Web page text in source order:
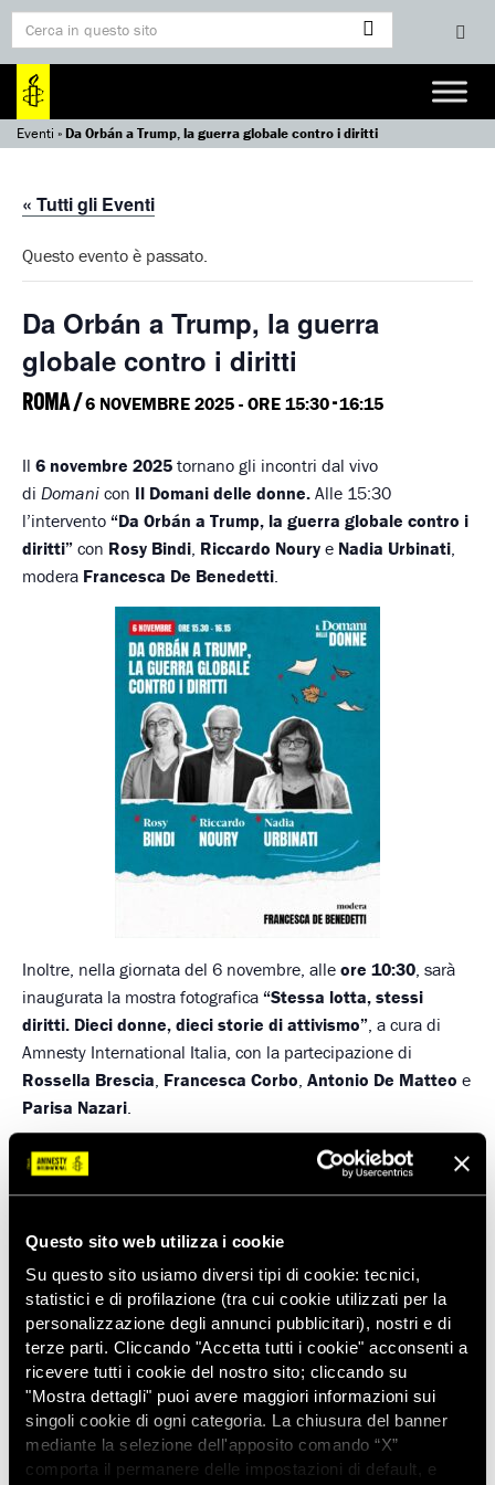
Questo sito web utilizza i cookie
Su questo sito usiamo diversi tipi di cookie: tecnici,
statistici e di profilazione (tra cui cookie utilizzati per la
personalizzazione degli annunci pubblicitari), nostri e di
terze parti. Cliccando "Accetta tutti i cookie" acconsenti a
ricevere tutti i cookie del nostro sito; cliccando su
"Mostra dettagli" puoi avere maggiori informazioni sui
singoli cookie di ogni categoria. La chiusura del banner
mediante la selezione dell'apposito comando “X”
comporta il permanere delle impostazioni di default, e
Eventi »Da Orbán a Trump, la guerra globale contro i diritti
« Tutti gli Eventi
Questo evento è passato.
Da Orbán a Trump, la guerra
globale contro i diritti
ROMA /6 NOVEMBRE 2025 - ORE 15:30-16:15
Il 6 novembre 2025 tornano gli incontri dal vivo
di Domani con Il Domani delle donne. Alle 15:30
l’intervento “Da Orbán a Trump, la guerra globale contro i
diritti” con Rosy Bindi, Riccardo Noury e Nadia Urbinati,
modera Francesca De Benedetti.
Inoltre, nella giornata del 6 novembre, alle ore 10:30, sarà
inaugurata la mostra fotografica “Stessa lotta, stessi
diritti. Dieci donne, dieci storie di attivismo”, a cura di
Amnesty International Italia, con la partecipazione di
Rossella Brescia, Francesca Corbo, Antonio De Matteo e
Parisa Nazari.
La mostra resterà esposta per entrambe le giornate
dell’evento.
Salva nel tuo calendario
DETTAGLI
Data:
ORGANIZZATORE
Esterno